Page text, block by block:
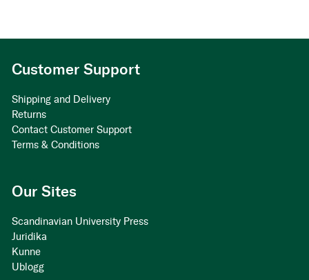
Customer Support
Shipping and Delivery
Returns
Contact Customer Support
Terms & Conditions
Our Sites
Scandinavian University Press
Juridika
Kunne
Ublogg